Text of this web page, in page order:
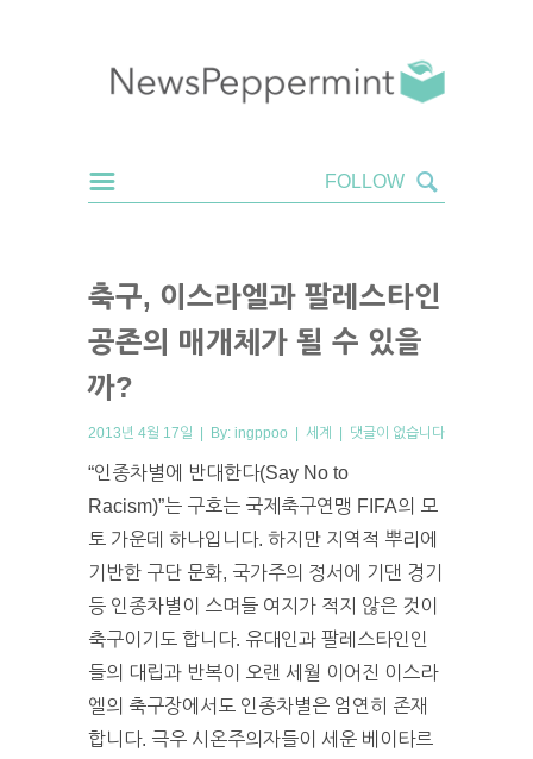
축구, 이스라엘과 팔레스타인
공존의 매개체가 될 수 있을
까?
2013년 4월 17일 | By: ingppoo | 세계 | 댓글이 없습니다
“인종차별에 반대한다(Say No to
Racism)”는 구호는 국제축구연맹 FIFA의 모
토 가운데 하나입니다. 하지만 지역적 뿌리에
기반한 구단 문화, 국가주의 정서에 기댄 경기
등 인종차별이 스며들 여지가 적지 않은 것이
축구이기도 합니다. 유대인과 팔레스타인인
들의 대립과 반복이 오랜 세월 이어진 이스라
엘의 축구장에서도 인종차별은 엄연히 존재
합니다. 극우 시온주의자들이 세운 베이타르